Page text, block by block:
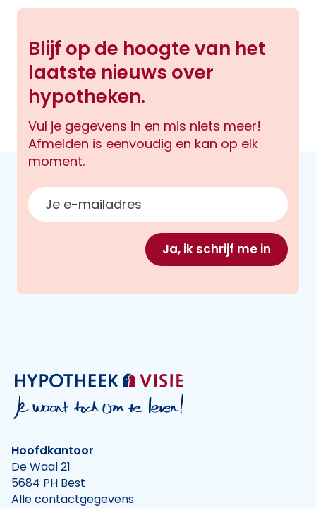
Blijf op de hoogte van het
laatste nieuws over
hypotheken.
Vul je gegevens in en mis niets meer!
Afmelden is eenvoudig en kan op elk
moment.
E-mailadres
Ja, ik schrijf me in
Hoofdkantoor
De Waal 21
5684 PH Best
Alle contactgegevens